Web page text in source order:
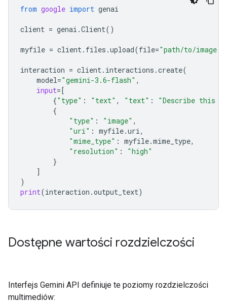
from google import genai
client = genai .Client()
myfile = client. files .upload(file="path/to/
interaction = client. interactions .create(
model="gemini-3.6-flash" ,
input=[
{"type" : "text" , "text" :
"Describe this
{
"type" : "image" ,
"uri" : myfile.uri,
"mime_type" : myfile.mime_type,
"resolution" :
"high"
}
]
)
print(interaction .output_text)
Dostępne wartości rozdzielczości
Interfejs Gemini API definiuje te poziomy rozdzielczości
multimediów: